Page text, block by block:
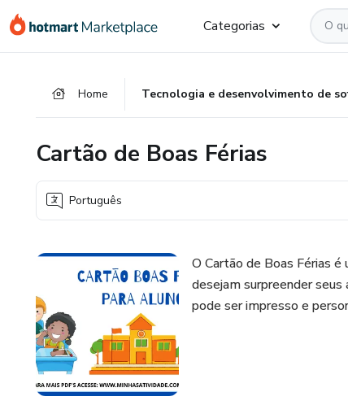
para
para
para
Categorias
Home Tecnologia e desenvolvimento de
Cartão de Boas Férias
Português
O Cartão de Boas Férias
desejam surpreender
pode ser impresso e